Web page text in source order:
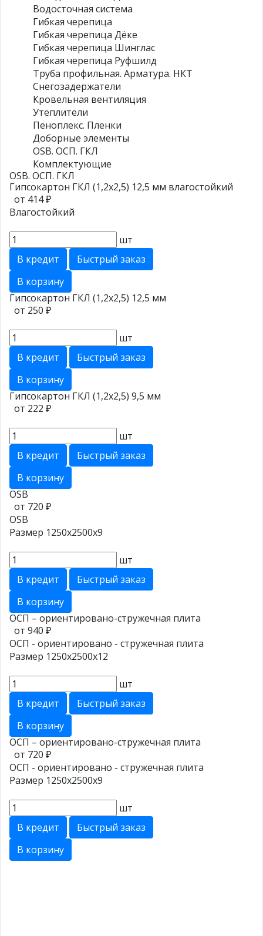
Водосточная система
Гибкая черепица
Гибкая черепица Дёке
Гибкая черепица Шинглас
Гибкая черепица Руфшилд
Труба профильная. Арматура. НКТ
Снегозадержатели
Кровельная вентиляция
Утеплители
Пеноплекс. Пленки
Доборные элементы
OSB. ОСП. ГКЛ
Комплектующие
OSB. ОСП. ГКЛ
Гипсокартон ГКЛ (1,2х2,5) 12,5 мм влагостойкий
от 414 ₽
Влагостойкий
шт
В кредит
Быстрый заказ
В корзину
Гипсокартон ГКЛ (1,2х2,5) 12,5 мм
от 250 ₽
шт
В кредит
Быстрый заказ
В корзину
Гипсокартон ГКЛ (1,2х2,5) 9,5 мм
от 222 ₽
шт
В кредит
Быстрый заказ
В корзину
ОSB
от 720 ₽
ОSB
Размер 1250х2500х9
шт
В кредит
Быстрый заказ
В корзину
ОСП – ориентировано-стружечная плита
от 940 ₽
ОСП - ориентировано - стружечная плита
Размер 1250х2500х12
шт
В кредит
Быстрый заказ
В корзину
ОСП – ориентировано-стружечная плита
от 720 ₽
ОСП - ориентировано - стружечная плита
Размер 1250х2500х9
шт
В кредит
Быстрый заказ
В корзину